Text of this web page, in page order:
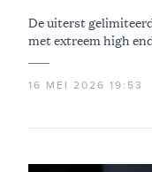
De uiterst
met extreem high
16 MEI 2026 19:53